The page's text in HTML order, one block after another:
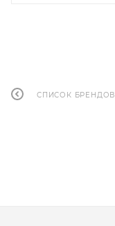
СПИСОК БРЕНДОВ